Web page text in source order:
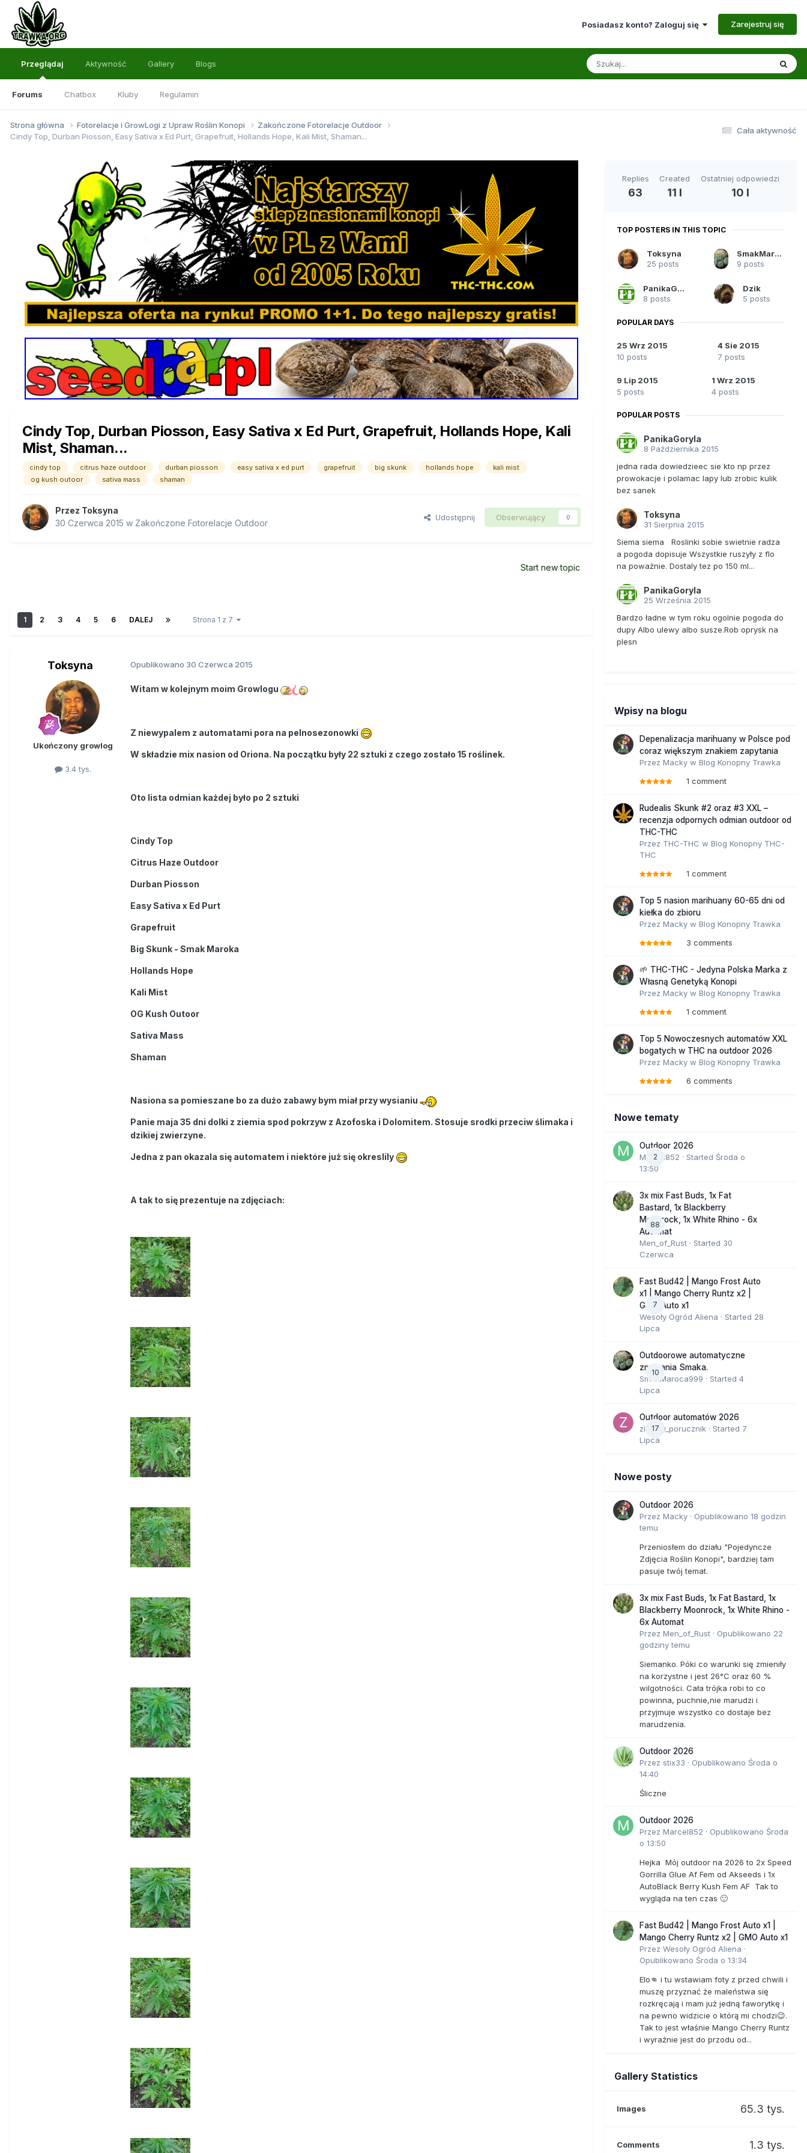
Posiadasz konto? Zaloguj się Zarejestruj się
Przeglądaj
Forums Chatbox Kluby Regulamin
Aktywność Gallery Blogs
Cała aktywność
Strona główna Fotorelacje i GrowLogi z Upraw Roślin Konopi
Zakończone Fotorelacje Outdoor
Cindy Top, Durban Piosson, Easy Sativa x Ed Purt, Grapefruit, Hollands Hope, Kali Mist, Shaman...
Cindy Top, Durban Piosson, Easy Sativa x Ed Purt, Grapefruit, Hollands Hope, Kali
Mist, Shaman...
cindy top citrus haze outdoor durban piosson easy sativa x ed purt grapefruit big skunk hollands hope
kali mist
og kush outoor
sativa mass shaman
Przez Toksyna
30 Czerwca 2015 w Zakończone Fotorelacje Outdoor
Udostępnij Obserwujący 0
Start new topic
1 2 3 4 5 6 DALEJ Strona 1 z 7
Toksyna
Ukończony growlog
3.4 tys.
Opublikowano 30 Czerwca 2015
Witam w kolejnym moim Growlogu
Z niewypalem z automatami pora na pelnosezonowki
W składzie mix nasion od Oriona. Na początku były 22 sztuki z czego zostało 15 roślinek.
Oto lista odmian każdej było po 2 sztuki
Cindy Top
Citrus Haze Outdoor
Durban Piosson
Easy Sativa x Ed Purt
Grapefruit
Big Skunk - Smak Maroka
Hollands Hope
Kali Mist
OG Kush Outoor
Sativa Mass
Shaman
Nasiona sa pomieszane bo za dużo zabawy bym miał przy wysianiu
Panie maja 35 dni dolki z ziemia spod pokrzyw z Azofoska i Dolomitem. Stosuje srodki przeciw ślimaka i
dzikiej zwierzyne.
Jedna z pan okazala się automatem i niektóre już się okreslily
A tak to się prezentuje na zdjęciach:
Replies
63
Created
11 l
Ostatniej odpowiedzi
10 l
TOP POSTERS IN THIS TOPIC
Toksyna
25 posts
SmakMaroca999
9 posts
PanikaGoryla
8 posts
Dzik
5 posts
POPULAR DAYS
25 Wrz 2015
10 posts
4 Sie 2015
7 posts
9 Lip 2015
5 posts
1 Wrz 2015
4 posts
POPULAR POSTS
PanikaGoryla
8 Października 2015
jedna rada dowiedzieec sie kto np przez
prowokacje i polamac lapy lub zrobic kulik
bez sanek
Toksyna
31 Sierpnia 2015
Siema siema Roslinki sobie swietnie radza
a pogoda dopisuje Wszystkie ruszyły z flo
na poważnie. Dostaly tez po 150 ml...
PanikaGoryla
25 Września 2015
Bardzo ładne w tym roku ogolnie pogoda do
dupy Albo ulewy albo susze.Rob oprysk na
plesn
Wpisy na blogu
Depenalizacja marihuany w Polsce pod
coraz większym znakiem zapytania
Przez Macky w Blog Konopny Trawka
1 comment
Rudealis Skunk #2 oraz #3 XXL –
recenzja odpornych odmian outdoor od
THC-THC
Przez THC-THC w Blog Konopny THC-
THC
1 comment
Top 5 nasion marihuany 60-65 dni od
kiełka do zbioru
Przez Macky w Blog Konopny Trawka
3 comments
🌱 THC-THC - Jedyna Polska Marka z
Własną Genetyką Konopi
Przez Macky w Blog Konopny Trawka
1 comment
Top 5 Nowoczesnych automatów XXL
bogatych w THC na outdoor 2026
Przez Macky w Blog Konopny Trawka
6 comments
Nowe tematy
2
Outdoor 2026
Marcel852 · Started Środa o
13:50
88
3x mix Fast Buds, 1x Fat
Bastard, 1x Blackberry
Moonrock, 1x White Rhino - 6x
Automat
Men_of_Rust · Started 30
Czerwca
7
Fast Bud42 | Mango Frost Auto
x1 | Mango Cherry Runtz x2 |
GMO Auto x1
Wesoły Ogród Aliena · Started 28
Lipca
10
Outdoorowe automatyczne
zmagania Smaka.
SmakMaroca999 · Started 4
Lipca
17
Outdoor automatów 2026
zielony_porucznik · Started 7
Lipca
Nowe posty
Outdoor 2026
Przez Macky · Opublikowano 18 godzin
temu
Przeniosłem do działu "Pojedyncze
Zdjęcia Roślin Konopi", bardziej tam
pasuje twój temat.
3x mix Fast Buds, 1x Fat Bastard, 1x
Blackberry Moonrock, 1x White Rhino -
6x Automat
Przez Men_of_Rust · Opublikowano 22
godziny temu
Siemanko. Póki co warunki się zmieniły
na korzystne i jest 26°C oraz 60 %
wilgotności. Cała trójka robi to co
powinna, puchnie,nie marudzi i
przyjmuje wszystko co dostaje bez
marudzenia.
Outdoor 2026
Przez stix33 · Opublikowano Środa o
14:40
Śliczne
Outdoor 2026
Przez Marcel852 · Opublikowano Środa
o 13:50
Hejka Mój outdoor na 2026 to 2x Speed
Gorrilla Glue Af Fem od Akseeds i 1x
AutoBlack Berry Kush Fem AF Tak to
wygląda na ten czas 🙂
Fast Bud42 | Mango Frost Auto x1 |
Mango Cherry Runtz x2 | GMO Auto x1
Przez Wesoły Ogród Aliena ·
Opublikowano Środa o 13:34
Elo👊 i tu wstawiam foty z przed chwili i
muszę przyznać że maleństwa się
rozkręcają i mam już jedną faworytkę i
na pewno widzicie o którą mi chodzi😉.
Tak to jest właśnie Mango Cherry Runtz
i wyraźnie jest do przodu od...
Gallery Statistics
Images 65.3 tys.
Comments 1.3 tys.